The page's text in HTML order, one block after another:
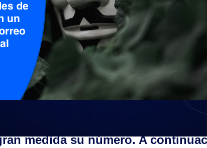
seguridad de un servidor de
medida su número. A